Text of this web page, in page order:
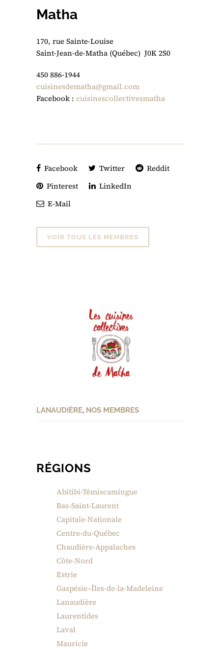
Matha
170, rue Sainte-Louise
Saint-Jean-de-Matha (Québec) J0K 2S0
450 886-1944
cuisinesdematha@gmail.com
Facebook : cuisinescollectivesmatha
Facebook Twitter
Reddit
Pinterest
LinkedIn
E-Mail
VOIR TOUS LES MEMBRES
LANAUDIÈRE, NOS MEMBRES
RÉGIONS
Abitibi-Témiscamingue
Bas-Saint-Laurent
Capitale-Nationale
Centre-du-Québec
Chaudière-Appalaches
Côte-Nord
Estrie
Gaspésie–Îles-de-la-Madeleine
Lanaudière
Laurentides
Laval
Mauricie